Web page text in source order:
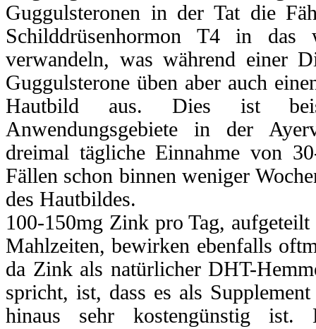
Guggulsteronen in der Tat die
Schilddrüsenhormon T4 in das
verwandeln, was während einer
Guggulsterone üben aber auch
Hautbild aus. Dies ist
Anwendungsgebiete in der
dreimal tägliche Einnahme von
Fällen schon binnen weniger
des Hautbildes.
100-150mg Zink pro Tag,
Mahlzeiten, bewirken ebenfalls
da Zink als natürlicher DHT-
spricht, ist, dass es als
hinaus sehr kostengünstig ist.